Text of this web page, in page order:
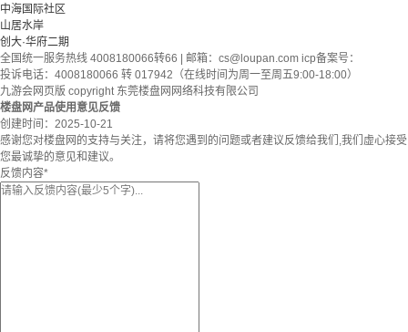
中海国际社区
山居水岸
创大·华府二期
全国统一服务热线 4008180066转66 | 邮箱： cs@loupan.com icp备案号：
投诉电话：4008180066 转 017942（在线时间为周一至周五9:00-18:00）
九游会网页版 copyright 东莞楼盘网网络科技有限公司
楼盘网产品使用意见反馈
创建时间： 2025-10-21
感谢您对楼盘网的支持与关注，请将您遇到的问题或者建议反馈给我们,我们虚心接受
您最诚挚的意见和建议。
反馈内容*